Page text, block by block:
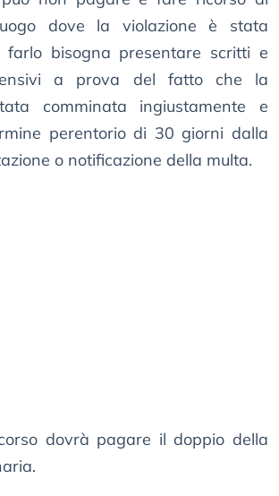
dove la violazione è stata
farlo bisogna presentare scritti e
a prova del fatto che la
comminata ingiustamente e
perentorio di 30 giorni dalla
o notificazione della multa.
dovrà pagare il doppio della